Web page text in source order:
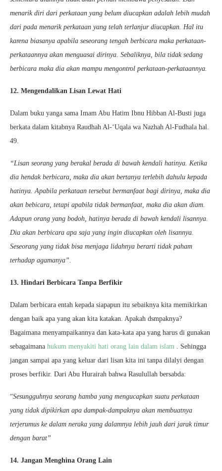
menarik diri dari perkataan yang belum diucapkan adalah lebih mudah
dari pada menarik perkataan yang telah terlanjur diucapkan. Hal itu
karena biasanya apabila seseorang tengah berbicara maka perkataan-
perkataannya akan menguasai dirinya. Sebaliknya, bila tidak sedang
berbicara maka dia akan mampu mengontrol perkataan-perkataannya.
12. Mengendalikan Lisan Lewat Hati
Dalam buku yanga sama Imam Abu Hatim Ibnu Hibban Al-Busti juga
berkata dalam kitabnya Raudhah Al-‘Uqala wa Nazhah Al-Fudhala hal.
49.
“Lisan seorang yang berakal berada di bawah kendali hatinya. Ketika
dia hendak berbicara, maka dia akan bertanya terlebih dahulu kepada
hatinya. Apabila perkataan tersebut bermanfaat bagi dirinya, maka dia
akan bebicara, tetapi apabila tidak bermanfaat, maka dia akan diam.
Adapun orang yang bodoh, hatinya berada di bawah kendali lisannya.
Dia akan berbicara apa saja yang ingin diucapkan oleh lisannya.
Seseorang yang tidak bisa menjaga lidahnya berarti tidak paham
terhadap agamanya”.
13. Hindari Berbicara Tanpa Berfikir
Dalam berbicara entah kepada siapapun itu sebaiknya kita memikirkan
dengan baik apa yang akan kita katakan. Apakah dsmpaknya?
Bagaimana menyampaikannya dan kata-kata apa yang harus di gunakan
sebagaimana hukum menyakiti hati orang lain dalam islam . Sehingga
jangan sampai apa yang keluar dari lisan kita ini tanpa dilalyi dengan
proses berfikir. Dari Abu Hurairah bahwa Rasulullah bersabda:
“Sesungguhnya seorang hamba yang mengucapkan suatu perkataan
yang tidak dipikirkan apa dampak-dampaknya akan membuatnya
terjerumus ke dalam neraka yang dalamnya lebih jauh dari jarak timur
dengan barat”
14. Jangan Menghina Orang Lain